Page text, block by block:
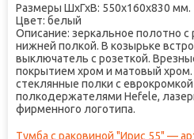
Размеры ШхГхВ: 550х160х830 мм.
Цвет: белый
Описание: зеркальное полотно
нижней полкой. В козырьке
выключатель с розеткой.
покрытием хром и матовый хром.
стеклянные полки с
полкодержателями Hefele,
фирменного логотипа.
Тумба с раковиной "Ирис 55" —